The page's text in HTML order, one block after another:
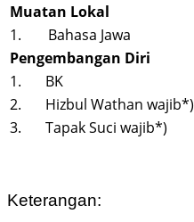
Muatan Lokal
1.
Bahasa Jawa
Pengembangan Diri
1.
BK
2.
Hizbul Wathan wajib*)
3.
Tapak Suci wajib*)
Keterangan: